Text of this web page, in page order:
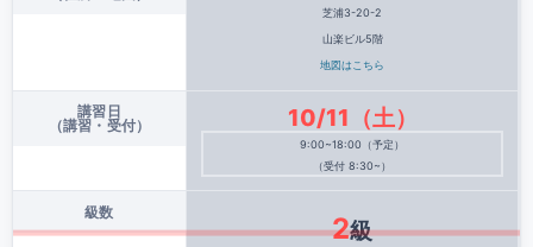
芝浦3-20-2
山楽ビル5階
地図はこちら
講習日
（講習・受付）
10/11（土）
9:00~18:00（予定）
（受付 8:30~）
級数 2級